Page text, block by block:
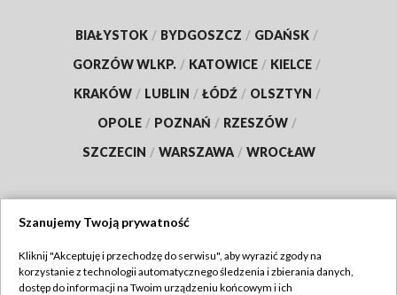
BIAŁYSTOK / BYDGOSZCZ / GDAŃSK /
GORZÓW WLKP. / KATOWICE / KIELCE /
KRAKÓW / LUBLIN / ŁÓDŹ / OLSZTYN /
OPOLE / POZNAŃ / RZESZÓW /
SZCZECIN / WARSZAWA / WROCŁAW
TVP
Szanujemy Twoją prywatność
Kliknij "Akceptuję i przechodzę do serwisu", aby wyrazić zgody na
korzystanie z technologii automatycznego śledzenia i zbierania danych,
dostęp do informacji na Twoim urządzeniu końcowym i ich